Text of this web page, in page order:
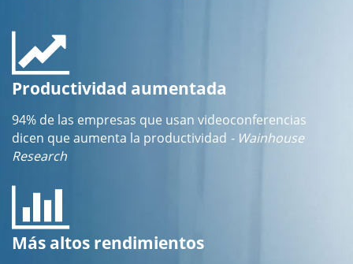
Productividad aumentada
94% de las empresas que usan videoconferencias
dicen que aumenta la productividad - Wainhouse
Research
Más altos rendimientos